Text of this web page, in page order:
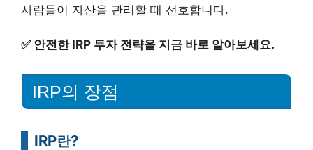
사람들이 자산을 관리할 때 선호합니다.
✅ 안전한 IRP 투자 전략을 지금 바로 알아보세요.
IRP의 장점
IRP란?